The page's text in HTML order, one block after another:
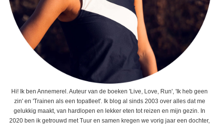
Hi! Ik ben Annemerel. Auteur van de boeken 'Live, Love, Run', 'Ik heb geen
zin' en 'Trainen als een topatleet'. Ik blog al sinds 2003 over alles dat me
gelukkig maakt, van hardlopen en lekker eten tot reizen en mijn gezin. In
2020 ben ik getrouwd met Tuur en samen kregen we vorig jaar een dochter,